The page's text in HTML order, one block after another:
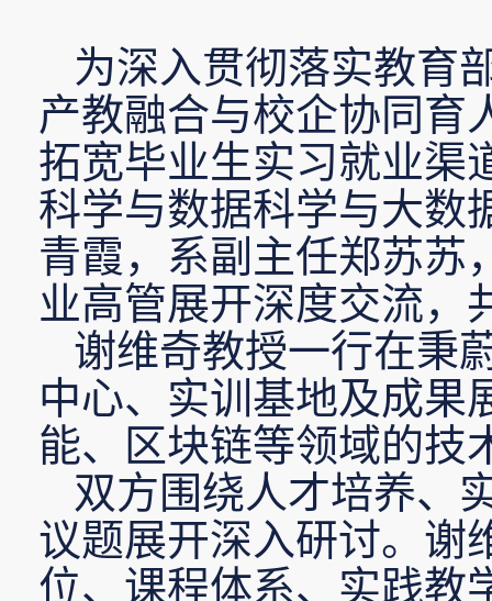
为深入贯彻落实教育
产教融合与校企协同育
拓宽毕业生实习就业渠
科学与数据科学与大数
青霞 ， 系副 主任郑苏苏
业高管展开深度交流，
谢维奇教授一行在秉
中心、实训基地及成果
能、区块链等领域的技
双方围绕人才培养、
议题展开深入研讨。谢
位、课程体系、实践教